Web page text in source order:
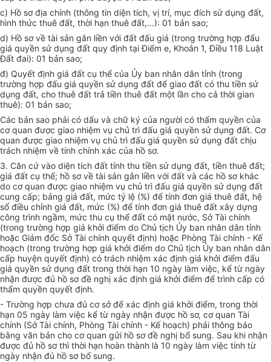
c) Hồ sơ địa chính (thông tin diện tích, vị trí, mục đích sử dụng đất,
hình thức thuê đất, thời hạn thuê đất,...): 01 bản sao;
d) Hồ sơ về tài sản gắn liền với đất đấu giá (trong trường hợp đấu
giá quyền sử dụng đất quy định tại Điểm e, Khoản 1, Điều 118 Luật
Đất đai): 01 bản sao;
đ) Quyết định giá đất cụ thể của Ủy ban nhân dân tỉnh (trong
trường hợp đấu giá quyền sử dụng đất để giao đất có thu tiền sử
dụng đất, cho thuê đất trả tiền thuê đất một lần cho cả thời gian
thuê): 01 bản sao;
Các bản sao phải có dấu và chữ ký của người có thẩm quyền của
cơ quan được giao nhiệm vụ chủ trì đấu giá quyền sử dụng đất. Cơ
quan được giao nhiệm vụ chủ trì đấu giá quyền sử dụng đất chịu
trách nhiệm về tính chính xác của hồ sơ.
3. Căn cứ vào diện tích đất tính thu tiền sử dụng đất, tiền thuê đất;
giá đất cụ thể; hồ sơ về tài sản gắn liền với đất và các hồ sơ khác
do cơ quan được giao nhiệm vụ chủ trì đấu giá quyền sử dụng đất
cung cấp; bảng giá đất, mức tỷ lệ (%) để tính đơn giá thuê đất, hệ
số điều chỉnh giá đất, mức (%) để tính đơn giá thuê đất xây dựng
công trình ngầm, mức thu cụ thể đất có mặt nước, Sở Tài chính
(trong trường hợp giá khởi điểm do Chủ tịch Ủy ban nhân dân tỉnh
hoặc Giám đốc Sở Tài chính quyết định) hoặc Phòng Tài chính - Kế
hoạch (trong trường hợp giá khởi điểm do Chủ tịch Ủy ban nhân dân
cấp huyện quyết định) có trách nhiệm xác định giá khởi điểm đấu
giá quyền sử dụng đất trong thời hạn 10 ngày làm việc, kể từ ngày
nhận được đủ hồ sơ đề nghị xác định giá khởi điểm để trình cấp có
thẩm quyền quyết định.
- Trường hợp chưa đủ cơ sở để xác định giá khởi điểm, trong thời
hạn 05 ngày làm việc kể từ ngày nhận được hồ sơ, cơ quan Tài
chính (Sở Tài chính, Phòng Tài chính - Kế hoạch) phải thông báo
bằng văn bản cho cơ quan gửi hồ sơ đề nghị bổ sung. Sau khi nhận
được đủ hồ sơ thì thời hạn hoàn thành là 10 ngày làm việc tính từ
ngày nhận đủ hồ sơ bổ sung.